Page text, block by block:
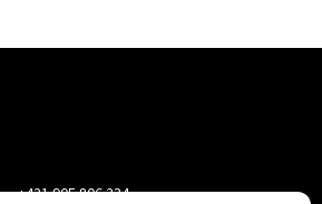
+421 905 806 234